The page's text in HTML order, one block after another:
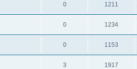
0 1211
0 1234
0 1153
3 1917